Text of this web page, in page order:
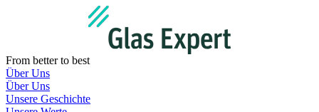
From better to best
Über Uns
Über Uns
Unsere Geschichte